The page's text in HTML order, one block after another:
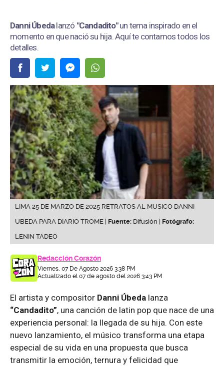
Danni Úbedalanzó "Candadito"un tema inspirado en el
momento en que nació su hija. Aquí te contamos todos los
detalles.
LIMA 25 DE MARZO DE 2025 RETRATOS AL MUSICO DANNI
UBEDA PARA DIARIO TROME | Fuente: Difusión | Fotógrafo:
LENIN TADEO
Redacción Corazón
Viernes, 07 De Agosto 2026 3:38 PM
Actualizado el 07 de agosto del 2026 3:43 PM
El artista y compositor Danni Úbeda lanza
“Candadito”, una canción de latin pop que nace de una
experiencia personal: la llegada de su hija. Con este
nuevo lanzamiento, el músico transforma una etapa
especial de su vida en una propuesta que busca
transmitir la emoción, ternura y felicidad que